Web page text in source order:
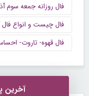
فال روزانه جمعه سوم آذر
فال چیست و انواع فال
فال قهوه- تاروت-